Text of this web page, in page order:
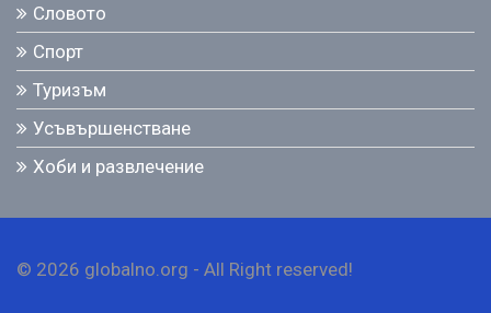
Словото
Спорт
Туризъм
Усъвършенстване
Хоби и развлечение
© 2026 globalno.org - All Right reserved!